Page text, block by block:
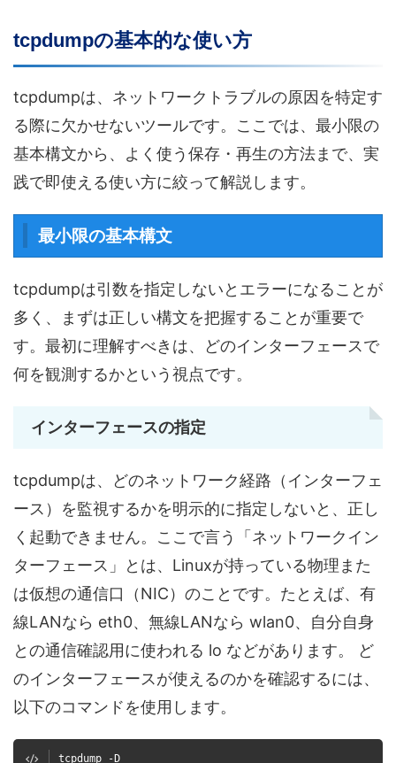
tcpdumpの基本的な使い方
tcpdumpは、ネットワークトラブルの原因を特定す
る際に欠かせないツールです。ここでは、最小限の
基本構文から、よく使う保存・再生の方法まで、実
践で即使える使い方に絞って解説します。
最小限の基本構文
tcpdumpは引数を指定しないとエラーになることが
多く、まずは正しい構文を把握することが重要で
す。最初に理解すべきは、どのインターフェースで
何を観測するかという視点です。
インターフェースの指定
tcpdumpは、どのネットワーク経路（インターフェ
ース）を監視するかを明示的に指定しないと、正し
く起動できません。ここで言う「ネットワークイン
ターフェース」とは、Linuxが持っている物理また
は仮想の通信口（NIC）のことです。たとえば、有
線LANなら eth0、無線LANなら wlan0、自分自身
との通信確認用に使われる lo などがあります。 ど
のインターフェースが使えるのかを確認するには、
以下のコマンドを使用します。
tcpdump -D